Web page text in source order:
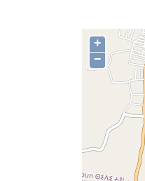
+
−